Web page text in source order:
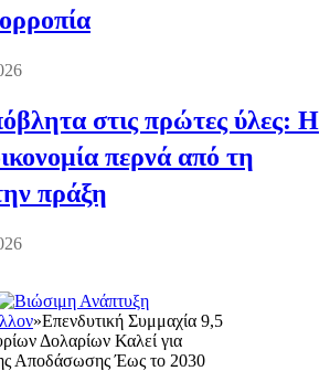
στις πρώτες ύλες: Η
περνά από τη
πράξη
»Επενδυτική Συμμαχία 9,5
Δολαρίων Καλεί για
Αποδάσωσης Έως το 2030